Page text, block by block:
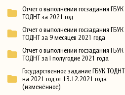
Отчет о выполнении госзадания ГБУК
ТОДНТ за 2021 год
Отчет о выполнении госзадания ГБУК
ТОДНТ за 9 месяцев 2021 года
Отчет о выполнении госзадания ГБУК
ТОДНТ за I полугодие 2021 года
Государственное задание ГБУК ТОДНТ
на 2021 год от 13.12.2021 года
(изменённое)